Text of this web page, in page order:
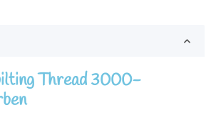
Thread 3000-